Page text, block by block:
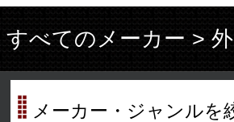
すべてのメーカー >
メーカー・ジャンルを